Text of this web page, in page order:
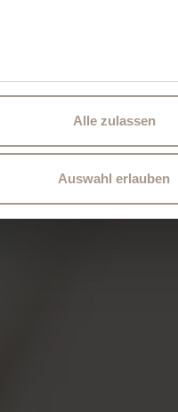
Alle zulassen
Auswahl erlauben